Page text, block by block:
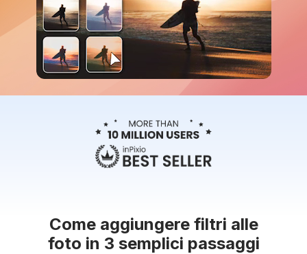
Come aggiungere filtri alle
foto in 3 semplici passaggi